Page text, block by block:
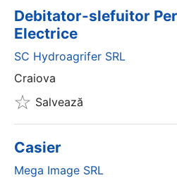
Debitator-slefuitor
Electrice
SC Hydroagrifer SRL
Craiova
Salvează
Casier
Mega Image SRL